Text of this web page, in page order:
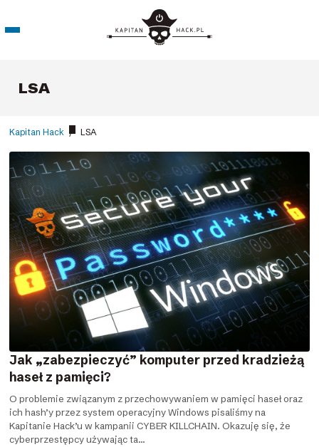
LSA
Kapitan Hack / LSA
Jak „zabezpieczyć” komputer przed kradzieżą
haseł z pamięci?
O problemie związanym z przechowywaniem w pamięci haseł oraz
ich hash’y przez system operacyjny Windows pisaliśmy na
Kapitanie Hack’u w kampanii CYBER KILLCHAIN. Okazuję się, że
cyberprzestępcy używając ta...